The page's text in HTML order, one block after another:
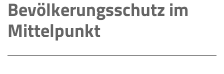
Bevölkerungsschutz im
Mittelpunkt